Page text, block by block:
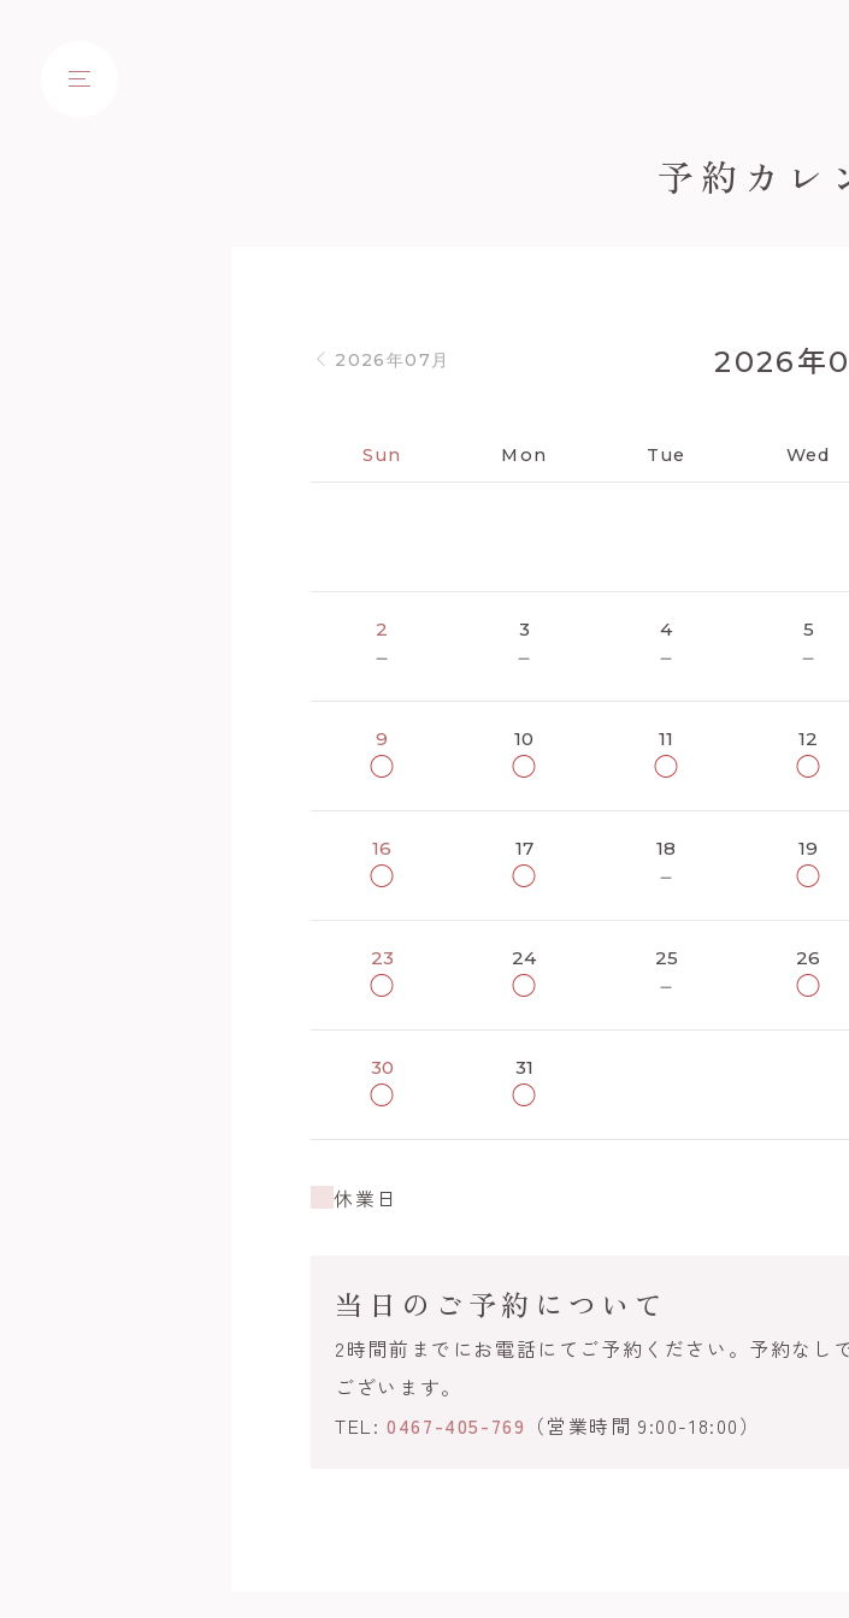
予約カレ
2026年
2026年07月
Sun Mon Tue Wed
2
－
3
－
4
－
5
－
9
◯
10
◯
11
◯
12
◯
16
◯
17
◯
18
－
19
◯
23
◯
24
◯
25
－
26
◯
30
◯
31
◯
休業日
当日のご予約について
2時間前までにお電話にてご予約ください。予約な
ございます。
TEL:0467-405-769 （営業時間 9:00-18:00）